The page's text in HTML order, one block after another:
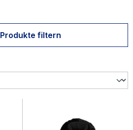
Produkte filtern